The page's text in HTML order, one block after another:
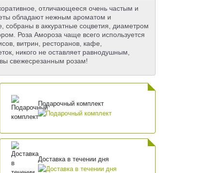
отличающееся очень частым и
обладают нежным ароматом и
собраны в аккуратные соцветия, диаметром
Роза Амороза чаще всего используется
витрин, ресторанов, кафе,
никого не оставляет равнодушным,
свежесрезанным розам!
Подарочный комплект
Доставка в течении дня